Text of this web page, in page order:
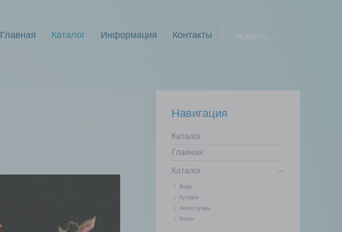
Главная Каталог Информация Контакты
Навигация
Каталог
Главная
Каталог
Вода
Кулеры
Аксессуары
Книги